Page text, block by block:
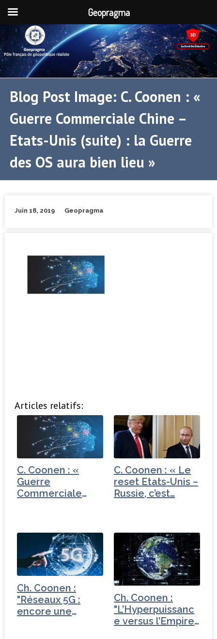
Blog Post Image: C. Coonen : «
Guerre Commerciale Chine –
Etats-Unis (suite) : la Guerre
des OS aura bien lieu »
Juin 18, 2019 Geopragma
Articles relatifs:
C. Coonen : «
Guerre
Commerciale
C. Coonen : « Le
reset Etats-Unis –
Russie, c’est…
Ch. Coonen :
"Réseaux 5G :
encore une
Ch. Coonen :
"L’Hyperpuissanc
e versus l’Empire
Geopragma